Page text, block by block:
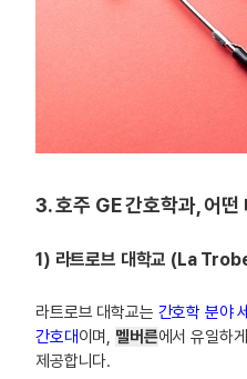
3. 호주 GE 간호학과, 어떤
1) 라트로브 대학교 (La
라트로브 대학교는 간호학 분야
간호대이며, 멜버른에서 유일하
제공합니다.